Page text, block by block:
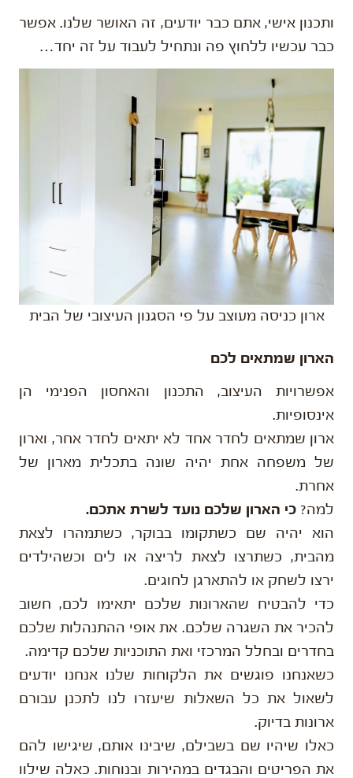
ותכנון אישי, אתם כבר יודעים, זה האושר שלנו. אפשר
כבר עכשיו ללחוץ פה ונתחיל לעבוד על זה יחד…
ארון כניסה מעוצב על פי הסגנון העיצובי של הבית
הארון שמתאים לכם
אפשרויות העיצוב, התכנון והאחסון הפנימי הן
אינסופיות.
ארון שמתאים לחדר אחד לא יתאים לחדר אחר, וארון
של משפחה אחת יהיה שונה בתכלית מארון של
אחרת.
למה? כי הארון שלכם נועד לשרת אתכם.
הוא יהיה שם כשתקומו בבוקר, כשתמהרו לצאת
מהבית, כשתרצו לצאת לריצה או לים וכשהילדים
ירצו לשחק או להתארגן לחוגים.
כדי להבטיח שהארונות שלכם יתאימו לכם, חשוב
להכיר את השגרה שלכם. את אופי ההתנהלות שלכם
בחדרים ובחלל המרכזי ואת התוכניות שלכם קדימה.
כשאנחנו פוגשים את הלקוחות שלנו אנחנו יודעים
לשאול את כל השאלות שיעזרו לנו לתכנן עבורם
ארונות בדיוק.
כאלו שיהיו שם בשבילם, שיבינו אותם, שיגישו להם
את הפריטים והבגדים במהירות ובנוחות. כאלה שילוו